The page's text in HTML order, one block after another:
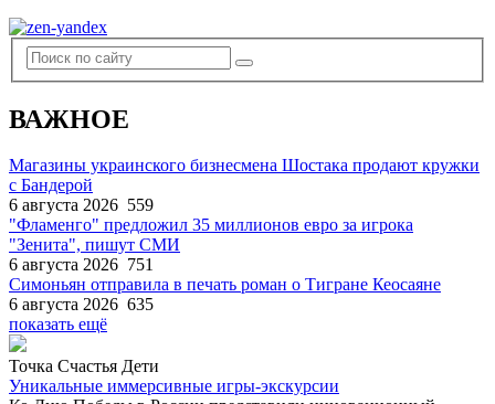
ВАЖНОЕ
Магазины украинского бизнесмена Шостака продают кружки
с Бандерой
6 августа 2026 559
"Фламенго" предложил 35 миллионов евро за игрока
"Зенита", пишут СМИ
6 августа 2026 751
Симоньян отправила в печать роман о Тигране Кеосаяне
6 августа 2026 635
показать ещё
Точка Счастья Дети
Уникальные иммерсивные игры-экскурсии